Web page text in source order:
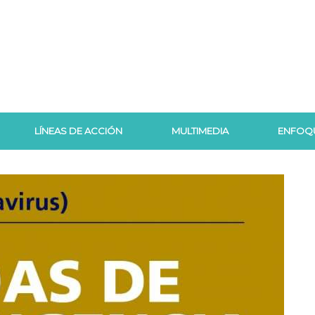
LÍNEAS DE ACCIÓN MULTIMEDIA